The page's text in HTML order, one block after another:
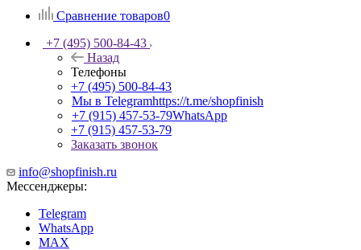
Сравнение товаров0
+7 (495) 500-84-43
Назад
Телефоны
+7 (495) 500-84-43
Мы в Telegramhttps://t.me/shopfinish
+7 (915) 457-53-79WhatsApp
+7 (915) 457-53-79
Заказать звонок
info@shopfinish.ru
Мессенджеры:
Telegram
WhatsApp
MAX